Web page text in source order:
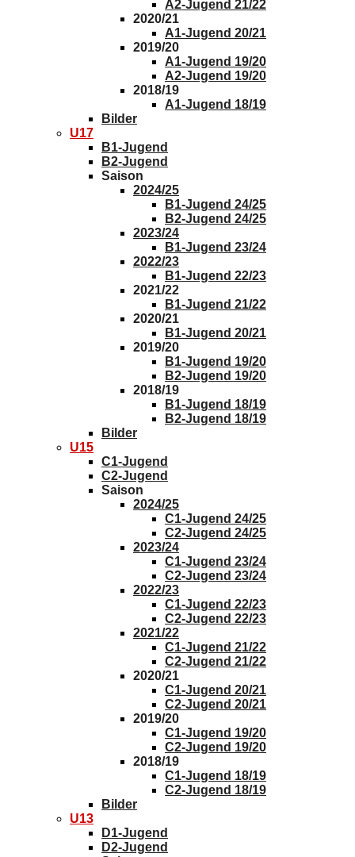
A2-Jugend 21/22
2020/21
A1-Jugend 20/21
2019/20
A1-Jugend 19/20
A2-Jugend 19/20
2018/19
A1-Jugend 18/19
Bilder
U17
B1-Jugend
B2-Jugend
Saison
2024/25
B1-Jugend 24/25
B2-Jugend 24/25
2023/24
B1-Jugend 23/24
2022/23
B1-Jugend 22/23
2021/22
B1-Jugend 21/22
2020/21
B1-Jugend 20/21
2019/20
B1-Jugend 19/20
B2-Jugend 19/20
2018/19
B1-Jugend 18/19
B2-Jugend 18/19
Bilder
U15
C1-Jugend
C2-Jugend
Saison
2024/25
C1-Jugend 24/25
C2-Jugend 24/25
2023/24
C1-Jugend 23/24
C2-Jugend 23/24
2022/23
C1-Jugend 22/23
C2-Jugend 22/23
2021/22
C1-Jugend 21/22
C2-Jugend 21/22
2020/21
C1-Jugend 20/21
C2-Jugend 20/21
2019/20
C1-Jugend 19/20
C2-Jugend 19/20
2018/19
C1-Jugend 18/19
C2-Jugend 18/19
Bilder
U13
D1-Jugend
D2-Jugend